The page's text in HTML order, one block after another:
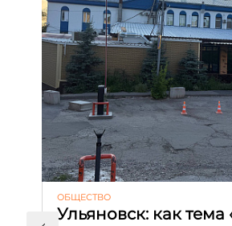
ОБЩЕСТВО
Ульяновск: как тема